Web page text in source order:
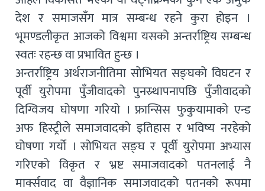
देश र समाजसँग मात्र सम्बन्ध रहने कुरा होइन ।
भूमण्डलीकृत आजको विश्वमा यसको अन्तर्राष्ट्रिय सम्बन्ध
स्वतः रहन्छ वा प्रभावित हुन्छ ।
अन्तर्राष्ट्रिय अर्थराजनीतिमा सोभियत सङ्घको विघटन र
पूर्वी युरोपमा पुँजीवादको पुनस्र्थापनापछि पुँजीवादको
दिग्विजय घोषणा गरियो । फ्रान्सिस फुकुयामाको एन्ड
अफ हिस्ट्रीले समाजवादको इतिहास र भविष्य नरहेको
घोषणा गर्यो । सोभियत सङ्घ र पूर्वी युरोपमा अभ्यास
गरिएको विकृत र भ्रष्ट समाजवादको पतनलाई नै
मार्क्सवाद वा वैज्ञानिक समाजवादको पतनको रूपमा